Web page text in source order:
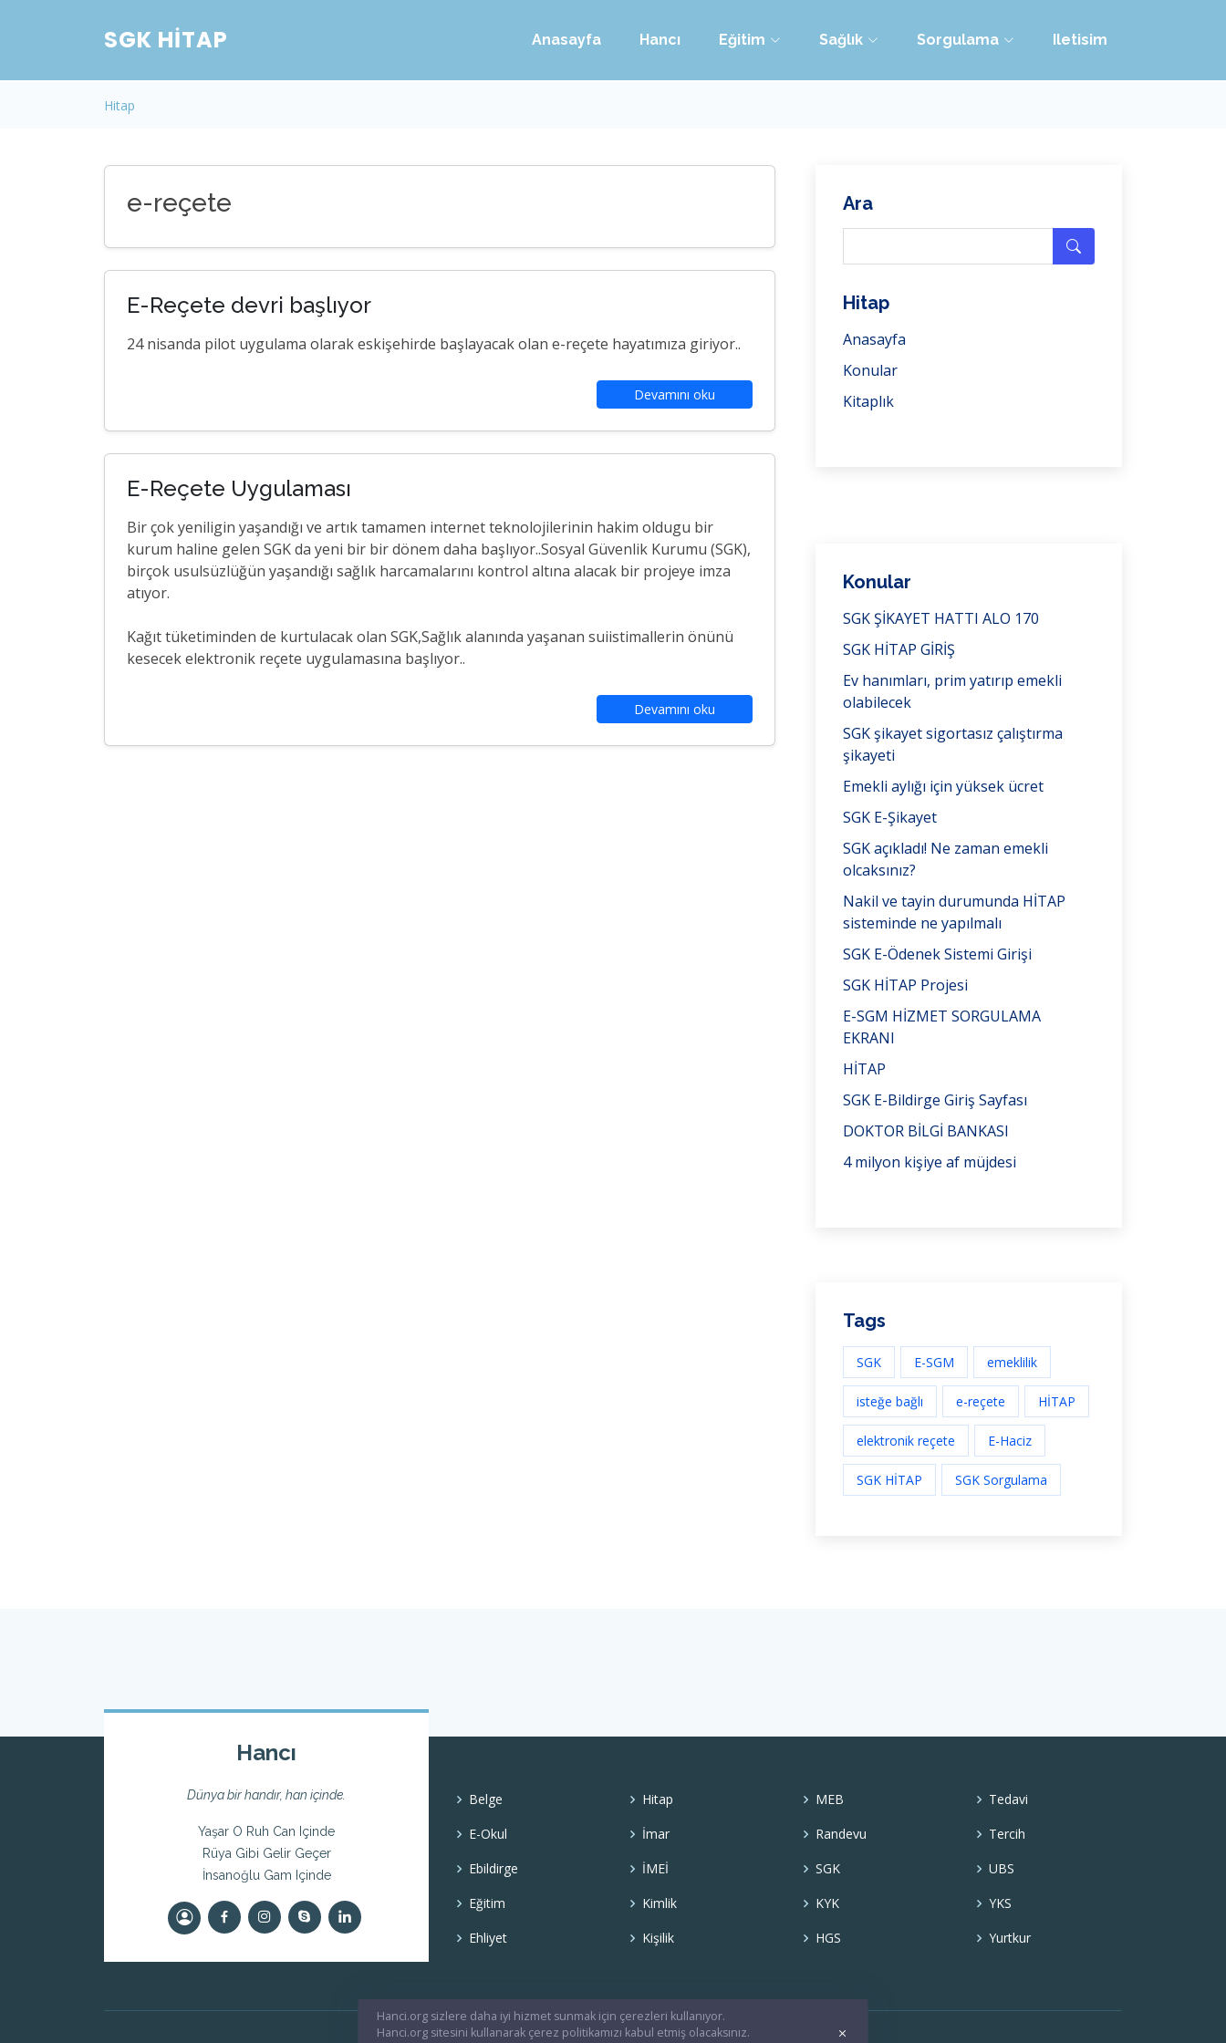
SGK HITAP Anasayfa Hancı Eğitim Sağlık Sorgulama Iletisim
Hitap
e-reçete
E-Reçete devri başlıyor
24 nisanda pilot uygulama olarak eskişehirde başlayacak olan e-reçete hayatımıza giriyor..
Devamını oku
E-Reçete Uygulaması
Bir çok yeniligin yaşandığı ve artık tamamen internet teknolojilerinin hakim oldugu bir
kurum haline gelen SGK da yeni bir bir dönem daha başlıyor..Sosyal Güvenlik Kurumu (SGK),
birçok usulsüzlüğün yaşandığı sağlık harcamalarını kontrol altına alacak bir projeye imza
atıyor.
Kağıt tüketiminden de kurtulacak olan SGK,Sağlık alanında yaşanan suiistimallerin önünü
kesecek elektronik reçete uygulamasına başlıyor..
Devamını oku
Ara
Hitap
Anasayfa
Konular
Kitaplık
Konular
SGK ŞİKAYET HATTI ALO 170
SGK HİTAP GİRİŞ
Ev hanımları, prim yatırıp emekli
olabilecek
SGK şikayet sigortasız çalıştırma
şikayeti
Emekli aylığı için yüksek ücret
SGK E-Şikayet
SGK açıkladı! Ne zaman emekli
olcaksınız?
Nakil ve tayin durumunda HİTAP
sisteminde ne yapılmalı
SGK E-Ödenek Sistemi Girişi
SGK HİTAP Projesi
E-SGM HİZMET SORGULAMA
EKRANI
HİTAP
SGK E-Bildirge Giriş Sayfası
DOKTOR BİLGİ BANKASI
4 milyon kişiye af müjdesi
Tags
SGK E-SGM emeklilik
isteğe bağlı e-reçete HİTAP
elektronik reçete E-Haciz
SGK HİTAP SGK Sorgulama
Hancı
Dünya bir handır, han içinde.
Yaşar O Ruh Can Içinde
Rüya Gibi Gelir Geçer
İnsanoğlu Gam Içinde
Belge
E-Okul
Ebildirge
Eğitim
Ehliyet
Hitap
İmar
İMEİ
Kimlik
Kişilik
MEB
Randevu
SGK
KYK
HGS
Tedavi
Tercih
UBS
YKS
Yurtkur
Hanci.org sizlere daha iyi hizmet sunmak için çerezleri kullanıyor.
Hanci.org sitesini kullanarak çerez politikamızı kabul etmiş olacaksınız.